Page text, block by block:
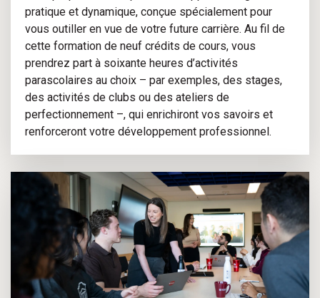
pratique et dynamique, conçue spécialement pour
vous outiller en vue de votre future carrière. Au fil de
cette formation de neuf crédits de cours, vous
prendrez part à soixante heures d’activités
parascolaires au choix – par exemples, des stages,
des activités de clubs ou des ateliers de
perfectionnement –, qui enrichiront vos savoirs et
renforceront votre développement professionnel.